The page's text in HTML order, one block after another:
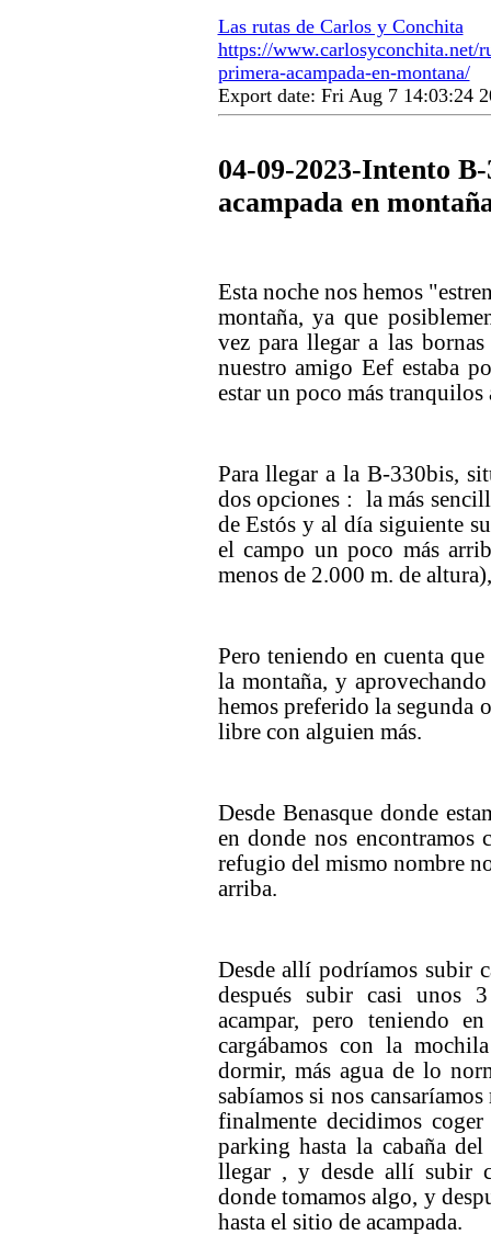
Las rutas de Carlos y Conchita
https://www.carlosyconchita.net/
primera-acampada-en-montana/
Export date: Fri Aug 7 14:03:24
04-09-2023-Intento
acampada en
Esta noche nos hemos
montaña, ya que
vez para llegar a las
nuestro amigo Eef estaba
estar un poco más tranquilos
Para llegar a la B-330bis,
dos opciones : la más
de Estós y al día siguiente
el campo un poco más
menos de 2.000 m. de
Pero teniendo en cuenta
la montaña, y
hemos preferido la segunda
libre con alguien más.
Desde Benasque donde
en donde nos encontramos
refugio del mismo nombre
arriba.
Desde allí podríamos subir
después subir casi unos
acampar, pero teniendo
cargábamos con la
dormir, más agua de lo
sabíamos si nos
finalmente decidimos
parking hasta la cabaña
llegar , y desde allí subir
donde tomamos algo, y
hasta el sitio de acampada.